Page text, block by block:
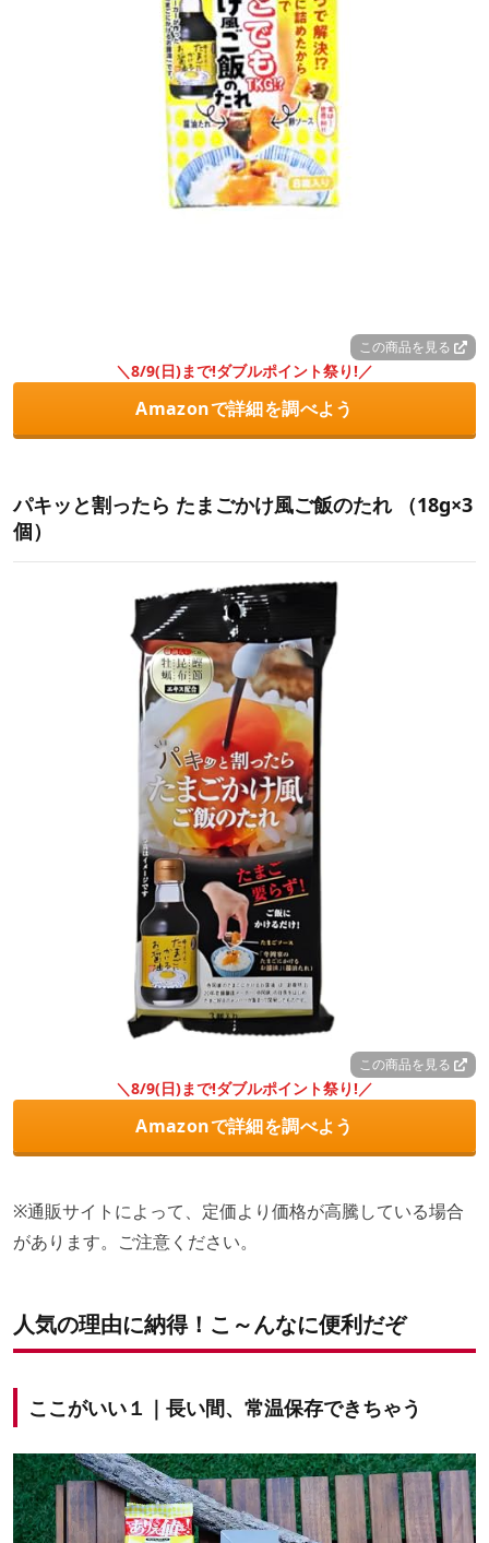
この商品を見る
＼8/9(日)まで!ダブルポイント祭り!／
Amazonで詳細を調べよう
パキッと割ったら たまごかけ風ご飯のたれ （18g×3
個）
この商品を見る
＼8/9(日)まで!ダブルポイント祭り!／
Amazonで詳細を調べよう
※通販サイトによって、定価より価格が高騰している場合
があります。ご注意ください。
人気の理由に納得！こ～んなに便利だぞ
ここがいい１｜長い間、常温保存できちゃう